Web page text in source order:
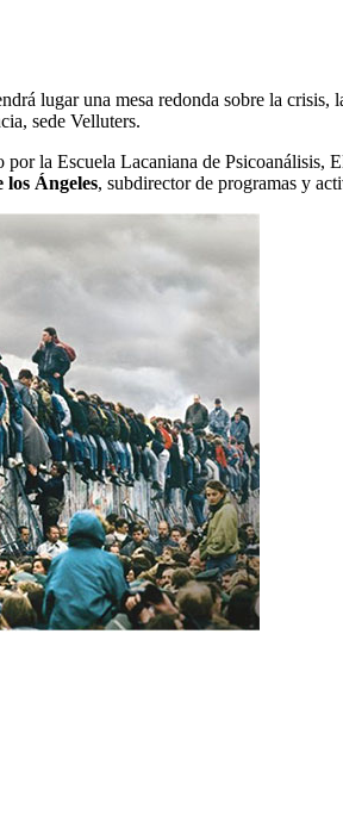
lugar una mesa redonda sobre la crisis,
sede Velluters.
por la Escuela Lacaniana de Psicoanálisis,
los Ángeles, subdirector de programas y